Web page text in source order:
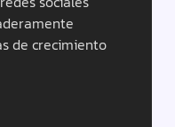
de crecimiento